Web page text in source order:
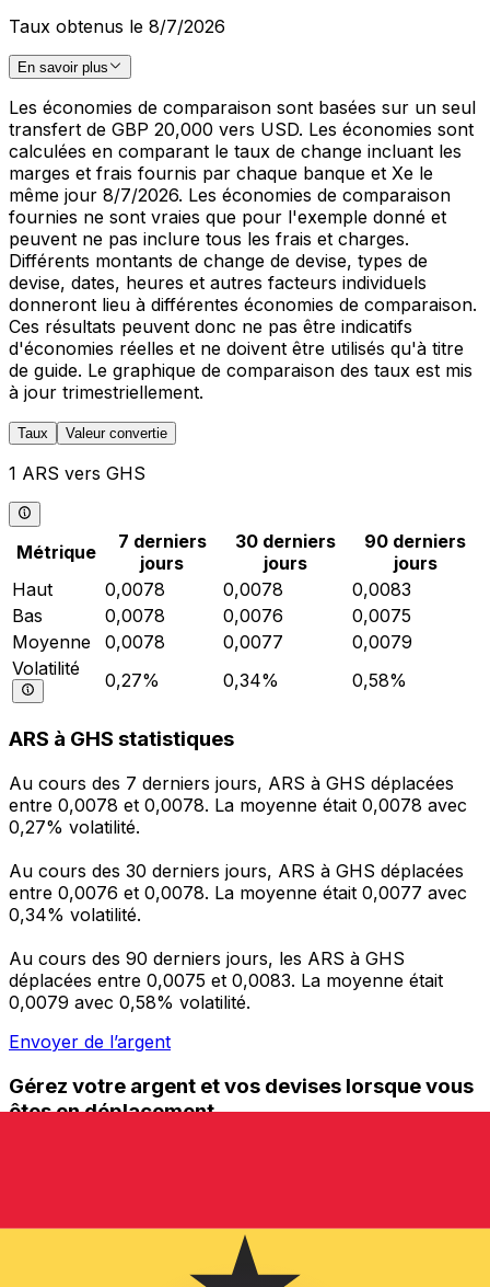
Taux obtenus le 8/7/2026
En savoir plus
Les économies de comparaison sont basées sur un seul
transfert de GBP 20,000 vers USD. Les économies sont
calculées en comparant le taux de change incluant les
marges et frais fournis par chaque banque et Xe le
même jour 8/7/2026. Les économies de comparaison
fournies ne sont vraies que pour l'exemple donné et
peuvent ne pas inclure tous les frais et charges.
Différents montants de change de devise, types de
devise, dates, heures et autres facteurs individuels
donneront lieu à différentes économies de comparaison.
Ces résultats peuvent donc ne pas être indicatifs
d'économies réelles et ne doivent être utilisés qu'à titre
de guide. Le graphique de comparaison des taux est mis
à jour trimestriellement.
Taux Valeur convertie
1 ARS vers GHS
Métrique
7 derniers
jours
30 derniers
jours
90 derniers
jours
Haut
0,0078 0,0078
0,0083
Bas
0,0078 0,0076
0,0075
Moyenne
0,0078 0,0077
0,0079
Volatilité
0,27% 0,34% 0,58%
ARS à GHS statistiques
Au cours des 7 derniers jours, ARS à GHS déplacées
entre 0,0078 et 0,0078. La moyenne était 0,0078 avec
0,27% volatilité.
Au cours des 30 derniers jours, ARS à GHS déplacées
entre 0,0076 et 0,0078. La moyenne était 0,0077 avec
0,34% volatilité.
Au cours des 90 derniers jours, les ARS à GHS
déplacées entre 0,0075 et 0,0083. La moyenne était
0,0079 avec 0,58% volatilité.
Envoyer de l’argent
Gérez votre argent et vos devises lorsque vous
êtes en déplacement
l'argent à l'étranger sans frais cachés. Téléchargez
l'application dès aujourd'hui !